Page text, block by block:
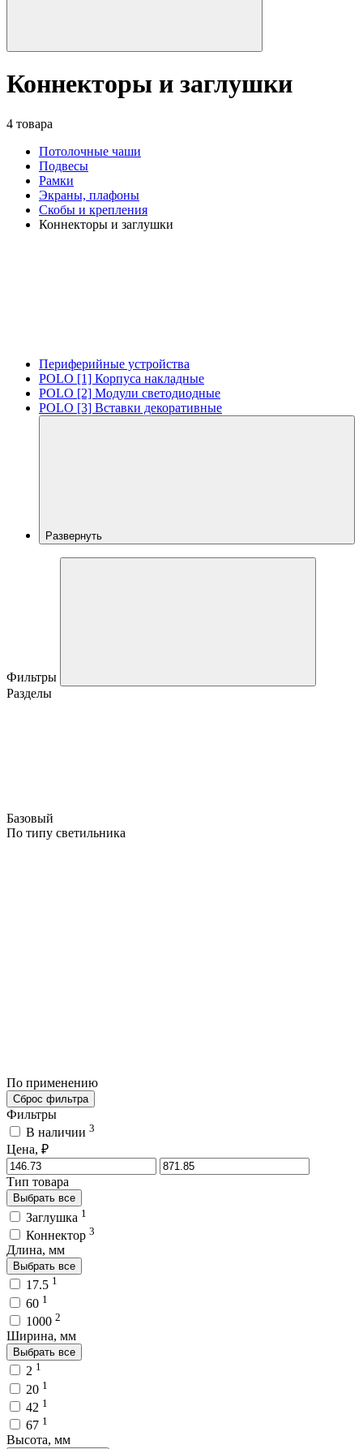
Коннекторы и заглушки
4 товара
Потолочные чаши
Подвесы
Рамки
Экраны, плафоны
Скобы и крепления
Коннекторы и заглушки
Периферийные устройства
POLO [1] Корпуса накладные
POLO [2] Модули светодиодные
POLO [3] Вставки декоративные
Развернуть
Фильтры
Разделы
Базовый
По типу светильника
По применению
Сброс фильтра
Фильтры
В наличии 3
Цена, ₽
Тип товара
Выбрать все
Заглушка 1
Коннектор 3
Длина, мм
Выбрать все
17.5 1
60 1
1000 2
Ширина, мм
Выбрать все
2 1
20 1
42 1
67 1
Высота, мм